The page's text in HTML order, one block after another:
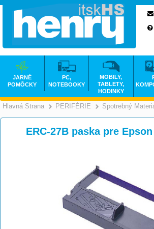
Hlavná Strana >
PERIFÉRIE Spotrebný
ERC-27B paska pre
JARNÉ
POMÔCKY
PC,
NOTEBOOKY
MOBILY,
TABLETY,
HODINKY